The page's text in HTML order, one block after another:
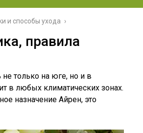
и способы ухода
правила
только на юге, но и в
в любых климатических зонах.
назначение Айрен, это